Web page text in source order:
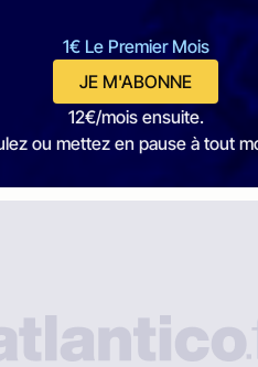
1€ Le Premier Mois
JE M'ABONNE
12€/mois ensuite.
ou mettez en pause à tout